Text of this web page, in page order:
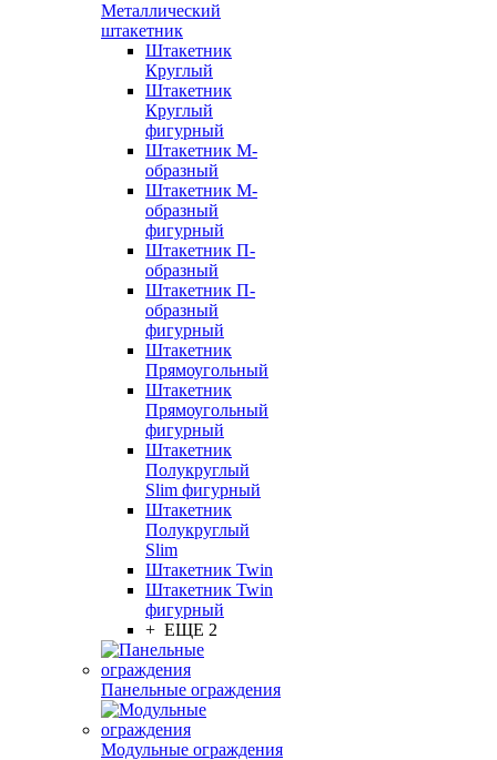
Металлический
штакетник
Штакетник
Круглый
Штакетник
Круглый
фигурный
Штакетник М-
образный
Штакетник М-
образный
фигурный
Штакетник П-
образный
Штакетник П-
образный
фигурный
Штакетник
Прямоугольный
Штакетник
Прямоугольный
фигурный
Штакетник
Полукруглый
Slim фигурный
Штакетник
Полукруглый
Slim
Штакетник Twin
Штакетник Twin
фигурный
+ ЕЩЕ 2
Панельные ограждения
Модульные ограждения